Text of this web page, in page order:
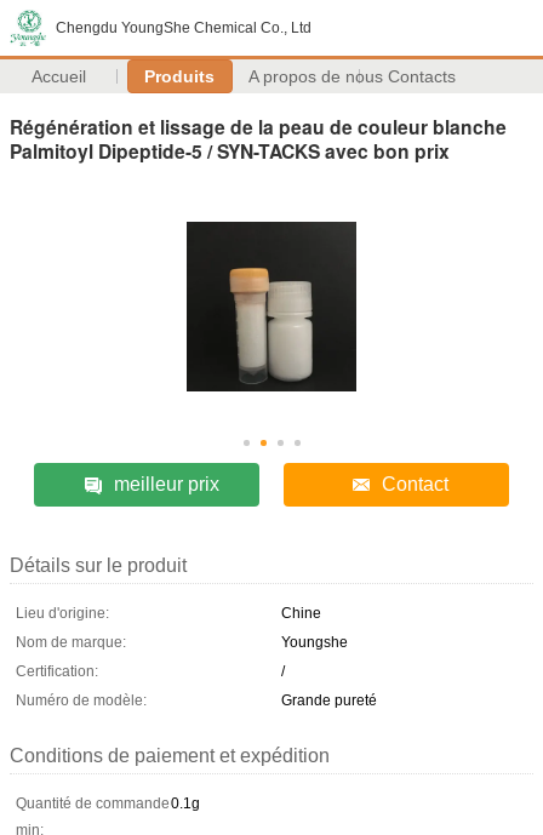
Chengdu YoungShe Chemical Co., Ltd
Accueil Produits A propos de nous Contacts
Régénération et lissage de la peau de couleur blanche
Palmitoyl Dipeptide-5 / SYN-TACKS avec bon prix
meilleur prix Contact
Détails sur le produit
Lieu d'origine:
Chine
Nom de marque:
Youngshe
Certification:
/
Numéro de modèle:
Grande pureté
Conditions de paiement et expédition
Quantité de commande
min:
0.1g